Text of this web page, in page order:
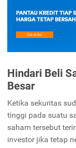
Hindari Beli
Besar
Ketika sekuritas
tinggi pada suatu
saham tersebut
investor jika tetap